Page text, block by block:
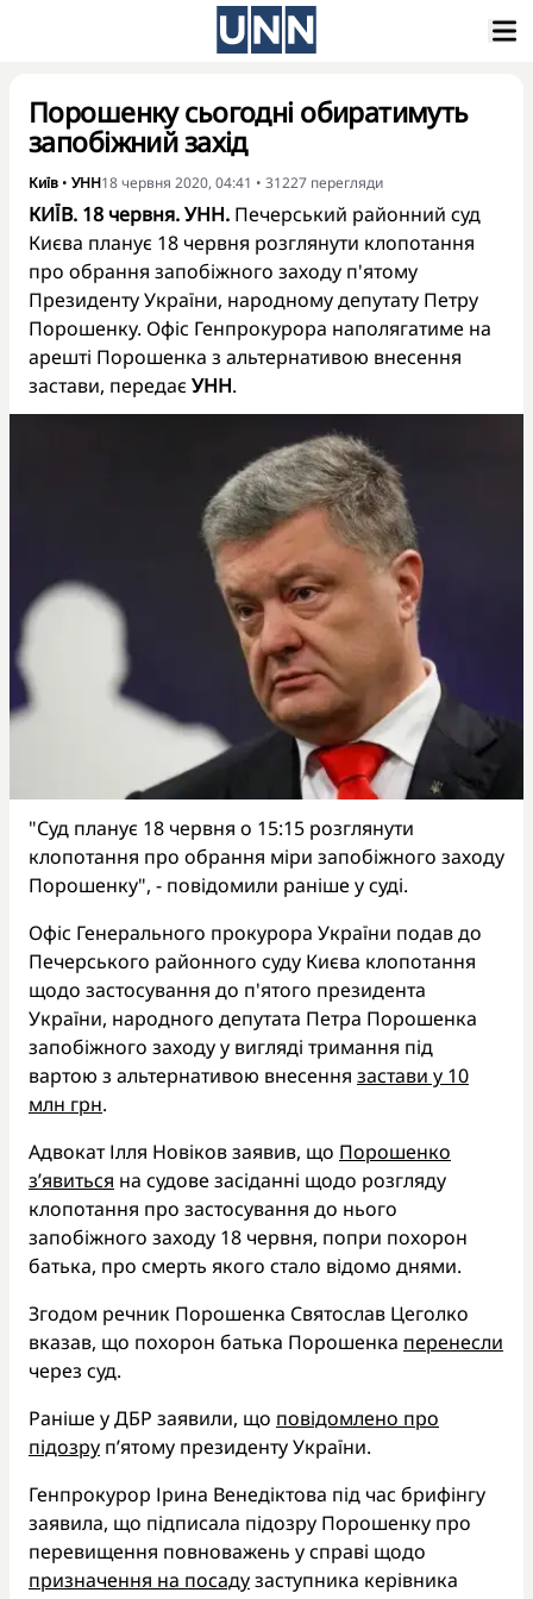
Порошенку сьогодні обиратимуть
запобіжний захід
Київ • УНН18 червня 2020, 04:41 • 31227 перегляди
КИЇВ. 18 червня. УНН. Печерський районний суд
Києва планує 18 червня розглянути клопотання
про обрання запобіжного заходу п'ятому
Президенту України, народному депутату Петру
Порошенку. Офіс Генпрокурора наполягатиме на
арешті Порошенка з альтернативою внесення
застави, передає УНН.
"Суд планує 18 червня о 15:15 розглянути
клопотання про обрання міри запобіжного заходу
Порошенку", - повідомили раніше у суді.
Офіс Генерального прокурора України подав до
Печерського районного суду Києва клопотання
щодо застосування до п'ятого президента
України, народного депутата Петра Порошенка
запобіжного заходу у вигляді тримання під
вартою з альтернативою внесення застави у 10
млн грн.
Адвокат Ілля Новіков заявив, що Порошенко
з’явиться на судове засіданні щодо розгляду
клопотання про застосування до нього
запобіжного заходу 18 червня, попри похорон
батька, про смерть якого стало відомо днями.
Згодом речник Порошенка Святослав Цеголко
вказав, що похорон батька Порошенка перенесли
через суд.
Раніше у ДБР заявили, що повідомлено про
підозру п’ятому президенту України.
Генпрокурор Ірина Венедіктова під час брифінгу
заявила, що підписала підозру Порошенку про
перевищення повноважень у справі щодо
призначення на посадузаступника керівника